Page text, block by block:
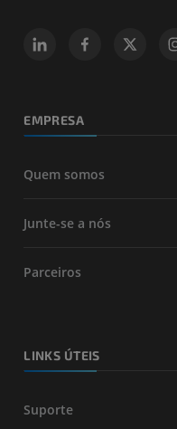
EMPRESA
Quem somos
Junte-se a nós
Parceiros
LINKS ÚTEIS
Suporte